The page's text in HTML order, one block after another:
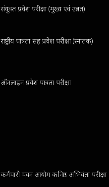
संयुक्त प्रवेश परीक्षा (मुख्य एवं उन्नत)
राष्ट्रीय पात्रता सह प्रवेश परीक्षा (स्नातक)
ऑनलाइन प्रवेश पात्रता परीक्षा
कर्मचारी चयन आयोग कनिष्ठ अभियंता परीक्षा